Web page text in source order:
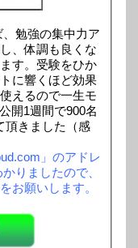
、勉強の集中力ア
、体調も良くな
す。受験をひか
に響くほど効果
えるので一生モ
開1週間で900名
頂きました（感
」のアドレ
りましたので、
お願いします。